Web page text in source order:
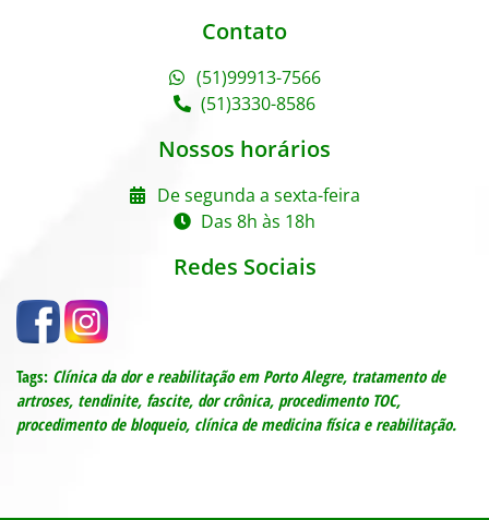
Contato
(51)99913-7566
(51)3330-8586
Nossos horários
De segunda a sexta-feira
Das 8h às 18h
Redes Sociais
Tags: Clínica da dor e reabilitação em Porto Alegre, tratamento de
artroses, tendinite, fascite, dor crônica, procedimento TOC,
procedimento de bloqueio, clínica de medicina física e reabilitação.